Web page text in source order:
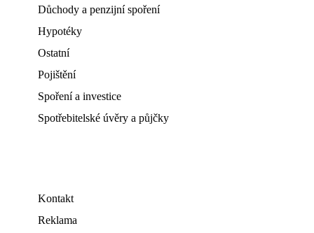
Důchody a penzijní spoření
Hypotéky
Ostatní
Pojištění
Spoření a investice
Spotřebitelské úvěry a půjčky
Kontakt
Reklama